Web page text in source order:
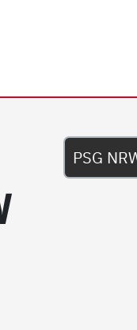
PSG